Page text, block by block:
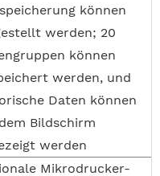
können
werden; 20
können
werden, und
Daten können
Bildschirm
werden
Mikrodrucker-